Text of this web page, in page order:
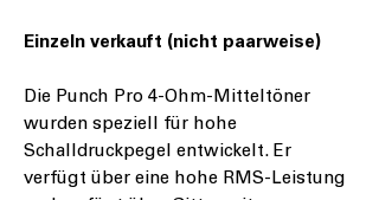
Einzeln verkauft (nicht paarweise)
Die Punch Pro 4-Ohm-Mitteltöner
wurden speziell für hohe
Schalldruckpegel entwickelt. Er
verfügt über eine hohe RMS-Leistung